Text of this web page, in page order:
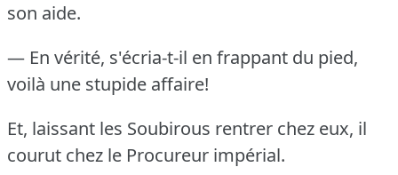
son aide.
— En vérité, s'écria-t-il en frappant du pied,
voilà une stupide affaire!
Et, laissant les Soubirous rentrer chez eux, il
courut chez le Procureur impérial.